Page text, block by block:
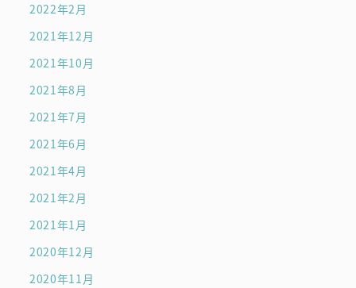
2022年2月
2021年12月
2021年10月
2021年8月
2021年7月
2021年6月
2021年4月
2021年2月
2021年1月
2020年12月
2020年11月